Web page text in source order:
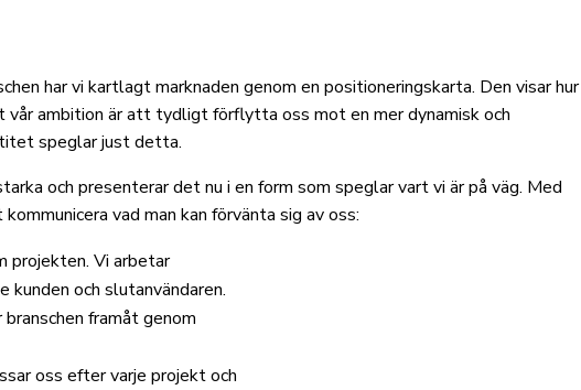
har vi kartlagt marknaden genom en positioneringskarta. Den visar hur
vår ambition är att tydligt förflytta oss mot en mer dynamisk och
speglar just detta.
och presenterar det nu i en form som speglar vart vi är på väg. Med
vad man kan förvänta sig av oss:
projekten. Vi arbetar
och slutanvändaren.
framåt genom
oss efter varje projekt och